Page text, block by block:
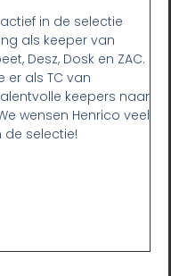
in de selectie
als keeper van
Desz, Dosk en ZAC.
er als TC van
keepers naar
wensen Henrico veel
de selectie!